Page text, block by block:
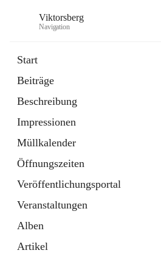
Viktorsberg
Navigation
Start
Beiträge
Beschreibung
Impressionen
Müllkalender
Öffnungszeiten
Veröffentlichungsportal
Veranstaltungen
Alben
Artikel
1 Schnellzugriff
Bürgerservice
10 Schnellzugriffe